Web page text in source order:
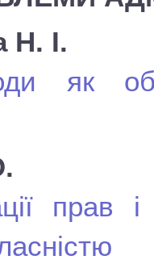
Н. І.
як
прав